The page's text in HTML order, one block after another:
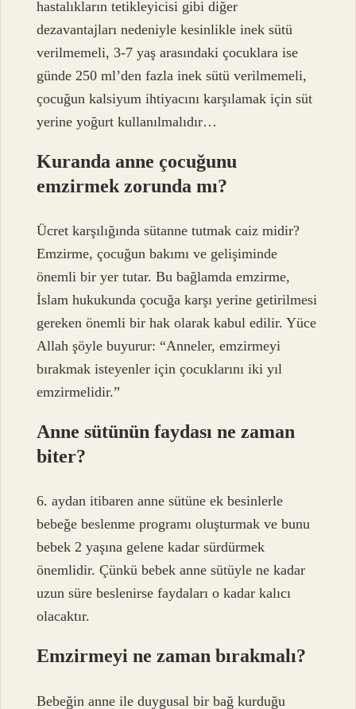
hastalıkların tetikleyicisi gibi diğer
dezavantajları nedeniyle kesinlikle inek sütü
verilmemeli, 3-7 yaş arasındaki çocuklara ise
günde 250 ml’den fazla inek sütü verilmemeli,
çocuğun kalsiyum ihtiyacını karşılamak için süt
yerine yoğurt kullanılmalıdır…
Kuranda anne çocuğunu
emzirmek zorunda mı?
Ücret karşılığında sütanne tutmak caiz midir?
Emzirme, çocuğun bakımı ve gelişiminde
önemli bir yer tutar. Bu bağlamda emzirme,
İslam hukukunda çocuğa karşı yerine getirilmesi
gereken önemli bir hak olarak kabul edilir. Yüce
Allah şöyle buyurur: “Anneler, emzirmeyi
bırakmak isteyenler için çocuklarını iki yıl
emzirmelidir.”
Anne sütünün faydası ne zaman
biter?
6. aydan itibaren anne sütüne ek besinlerle
bebeğe beslenme programı oluşturmak ve bunu
bebek 2 yaşına gelene kadar sürdürmek
önemlidir. Çünkü bebek anne sütüyle ne kadar
uzun süre beslenirse faydaları o kadar kalıcı
olacaktır.
Emzirmeyi ne zaman bırakmalı?
Bebeğin anne ile duygusal bir bağ kurduğu